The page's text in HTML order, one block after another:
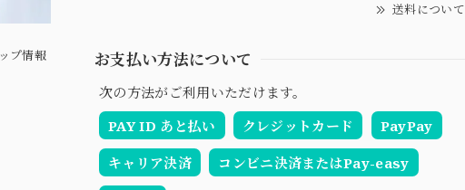
プ情報
送料について
お支払い方法について
次の方法がご利用いただけます。
PAY ID あと払い
クレジットカード PayPay
キャリア決済 コンビニ決済またはPay-easy